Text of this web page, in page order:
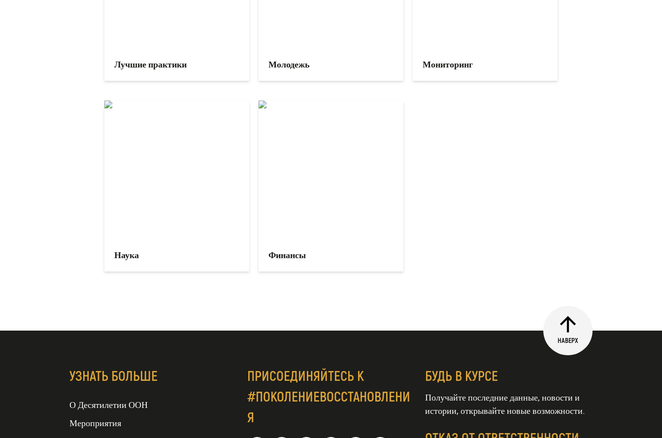
Лучшие практики Молодежь Мониторинг
Наука Финансы
НАВЕРХ
УЗНАТЬ БОЛЬШЕ
О Десятилетии ООН
Мероприятия
ПРИСОЕДИНЯЙТЕСЬ К
#ПОКОЛЕНИЕВОССТАНОВЛЕНИ
Я
БУДЬ В КУРСЕ
Получайте последние данные, новости и
истории, открывайте новые возможности.
ВОССТАНОВЛЕНИЯ
ЭКОСИСТЕМ
ДЕСЯТИЛЕТИЕ ООН